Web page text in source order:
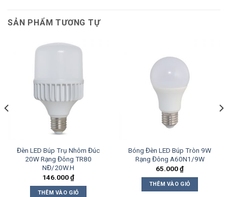
SẢN PHẨM TƯƠNG TỰ
Đèn LED Búp Trụ Nhôm Đúc
20W Rạng Đông TR80
NĐ/20W.H
146.000₫
THÊM VÀO GIỎ
Bóng Đèn LED Búp Tròn 9W
Rạng Đông A60N1/9W
65.000₫
THÊM VÀO GIỎ